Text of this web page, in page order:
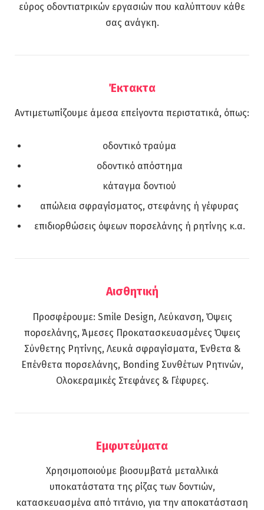
εύρος οδοντιατρικών εργασιών που καλύπτουν κάθε
σας ανάγκη.
Έκτακτα
Αντιμετωπίζουμε άμεσα επείγοντα περιστατικά, όπως:
οδοντικό τραύμα
οδοντικό απόστημα
κάταγμα δοντιού
απώλεια σφραγίσματος, στεφάνης ή γέφυρας
επιδιορθώσεις όψεων πορσελάνης ή ρητίνης κ.α.
Αισθητική
Προσφέρουμε: Smile Design, Λεύκανση, Όψεις
πορσελάνης, Άμεσες Προκατασκευασμένες Όψεις
Σύνθετης Ρητίνης, Λευκά σφραγίσματα, Ένθετα &
Επένθετα πορσελάνης, Bonding Συνθέτων Ρητινών,
Ολοκεραμικές Στεφάνες & Γέφυρες.
Εμφυτεύματα
Χρησιμοποιούμε βιοσυμβατά μεταλλικά
υποκατάστατα της ρίζας των δοντιών,
κατασκευασμένα από τιτάνιο, για την αποκατάσταση